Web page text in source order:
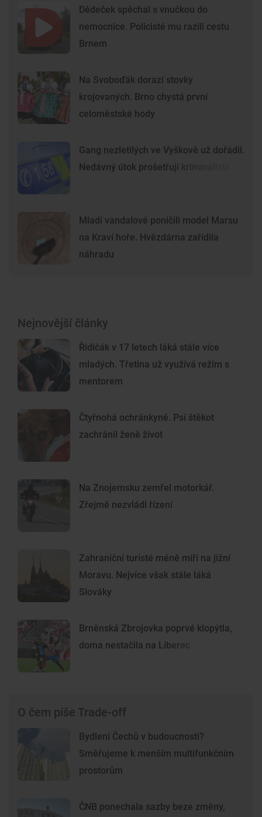
Dědeček spěchal s vnučkou do
nemocnice. Policisté mu razili cestu
Brnem
Na Svoboďák dorazí stovky
krojovaných. Brno chystá první
celoměstské hody
Gang nezletilých ve Vyškově už dořádil.
Nedávný útok prošetřují kriminalisté
Mladí vandalové poničili model Marsu
na Kraví hoře. Hvězdárna zařídila
náhradu
Nejnovější články
Řidičák v 17 letech láká stále více
mladých. Třetina už využívá režim s
mentorem
Čtyřnohá ochránkyně. Psí štěkot
zachránil ženě život
Na Znojemsku zemřel motorkář.
Zřejmě nezvládl řízení
Zahraniční turisté méně míří na jižní
Moravu. Nejvíce však stále láká
Slováky
Brněnská Zbrojovka poprvé klopýtla,
doma nestačila na Liberec
O čem píše Trade-off
Bydlení Čechů v budoucnosti?
Směřujeme k menším multifunkčním
prostorům
ČNB ponechala sazby beze změny,